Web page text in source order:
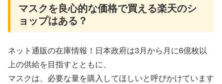
マスクを良心的な価格で買える楽天のシ
ョップはある？
ネット通販の在庫情報！日本政府は3月から月に6億枚以
上の供給を目指すとともに、
マスクは、必要な量を購入してほしいと呼びかけています